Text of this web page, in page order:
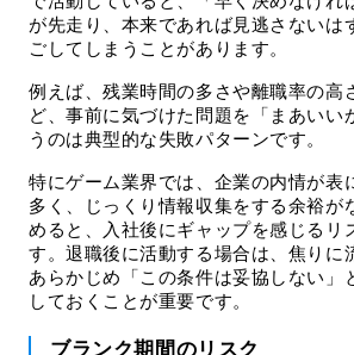
が先走り、本来であれば見逃さないは
ごしてしまうことがあります。
例えば、残業時間の多さや離職率の高
ど、事前に気づけた問題を「まあいい
うのは典型的な失敗パターンです。
特にゲーム業界では、企業の内情が表
多く、じっくり情報収集をする余裕が
めると、入社後にギャップを感じるリ
す。退職後に活動する場合は、焦りに
あらかじめ「この条件は妥協しない」
しておくことが重要です。
ブランク期間のリスク